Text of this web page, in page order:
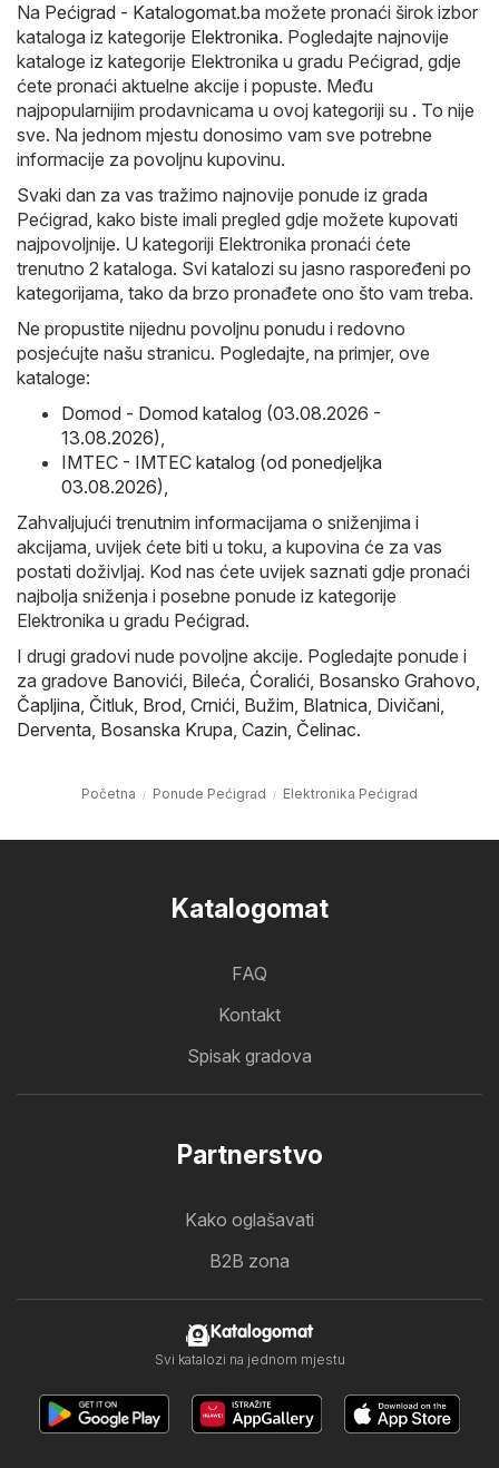
Na Pećigrad - Katalogomat.ba možete pronaći širok izbor
kataloga iz kategorije Elektronika. Pogledajte najnovije
kataloge iz kategorije Elektronika u gradu Pećigrad, gdje
ćete pronaći aktuelne akcije i popuste. Među
najpopularnijim prodavnicama u ovoj kategoriji su . To nije
sve. Na jednom mjestu donosimo vam sve potrebne
informacije za povoljnu kupovinu.
Svaki dan za vas tražimo najnovije ponude iz grada
Pećigrad, kako biste imali pregled gdje možete kupovati
najpovoljnije. U kategoriji Elektronika pronaći ćete
trenutno 2 kataloga. Svi katalozi su jasno raspoređeni po
kategorijama, tako da brzo pronađete ono što vam treba.
Ne propustite nijednu povoljnu ponudu i redovno
posjećujte našu stranicu. Pogledajte, na primjer, ove
kataloge:
Domod - Domod katalog (03.08.2026 -
13.08.2026),
IMTEC - IMTEC katalog (od ponedjeljka
03.08.2026),
Zahvaljujući trenutnim informacijama o sniženjima i
akcijama, uvijek ćete biti u toku, a kupovina će za vas
postati doživljaj. Kod nas ćete uvijek saznati gdje pronaći
najbolja sniženja i posebne ponude iz kategorije
Elektronika u gradu Pećigrad.
I drugi gradovi nude povoljne akcije. Pogledajte ponude i
za gradove Banovići, Bileća, Ćoralići, Bosansko Grahovo,
Čapljina, Čitluk, Brod, Crnići, Bužim, Blatnica, Divičani,
Derventa, Bosanska Krupa, Cazin, Čelinac.
Početna Ponude Pećigrad Elektronika Pećigrad
Katalogomat
FAQ
Kontakt
Spisak gradova
Partnerstvo
Kako oglašavati
B2B zona
Katalogomat
Svi katalozi na jednom mjestu